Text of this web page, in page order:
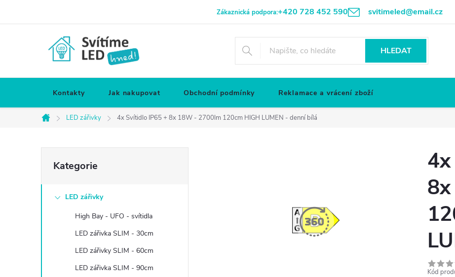
Zákaznická podpora:+420 728 452 590 svitimeled@email.cz
HLEDAT
Kontakty Jak nakupovat Obchodní podmínky Reklamace a vrácení zboží
Domů
LED zářivky 4x Svítidlo IP65 + 8x 18W - 2700lm 120cm HIGH LUMEN - denní bílá
o
kategorie
Kategorie
LED zářivky
High Bay - UFO - svítidla
LED zářivka SLIM - 30cm
LED zářivky SLIM - 60cm
LED zářivka SLIM - 90cm
Kód